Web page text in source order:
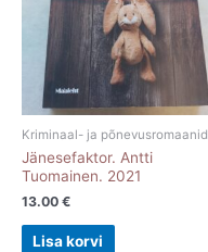
Kriminaal- ja põnevusromaanid
Jänesefaktor. Antti
Tuomainen. 2021
13.00 €
Lisa korvi